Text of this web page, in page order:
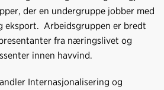
der en undergruppe jobber med
eksport. Arbeidsgruppen er bredt
fra næringslivet og
innen havvind.
Internasjonalisering og